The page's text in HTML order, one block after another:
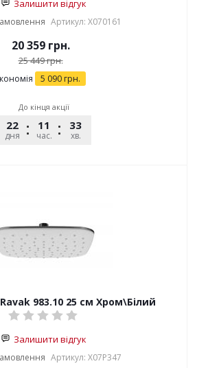
Залишити відгук
Артикул: X070161
20 359грн.
25 449грн.
5 090 грн.
До кінця акції
22
дня
11
час.
33
хв.
983.10 25 см Хром\Білий
Залишити відгук
Артикул: X07P347